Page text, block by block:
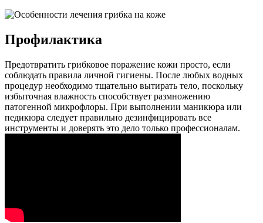
Профилактика
Предотвратить грибковое поражение кожи просто, если
соблюдать правила личной гигиены. После любых водных
процедур необходимо тщательно вытирать тело, поскольку
избыточная влажность способствует размножению
патогенной микрофлоры. При выполнении маникюра или
педикюра следует правильно дезинфицировать все
инструменты и доверять это дело только профессионалам.